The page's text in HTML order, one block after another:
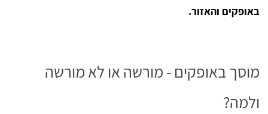
באופקים והאזור.
מוסך באופקים - מורשה או לא מורשה
ולמה?